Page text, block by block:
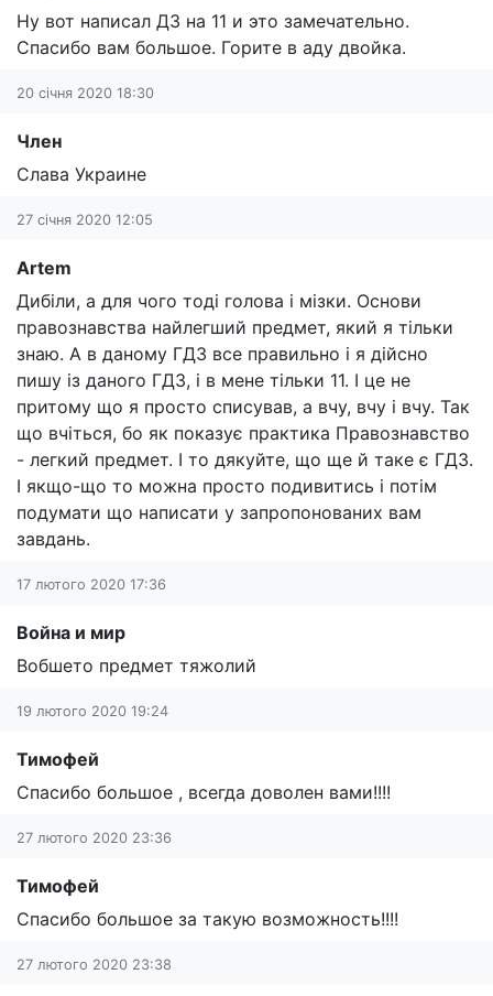
Ну вот написал ДЗ на 11 и это замечательно.
Спасибо вам большое. Горите в аду двойка.
20 січня 2020 18:30
Член
Слава Украине
27 січня 2020 12:05
Artem
Дибіли, а для чого тоді голова і мізки. Основи
правознавства найлегший предмет, який я тільки
знаю. А в даному ГДЗ все правильно і я дійсно
пишу із даного ГДЗ, і в мене тільки 11. І це не
притому що я просто списував, а вчу, вчу і вчу. Так
що вчіться, бо як показує практика Правознавство
- легкий предмет. І то дякуйте, що ще й таке є ГДЗ.
І якщо-що то можна просто подивитись і потім
подумати що написати у запропонованих вам
завдань.
17 лютого 2020 17:36
Война и мир
Вобшето предмет тяжолий
19 лютого 2020 19:24
Тимофей
Спасибо большое , всегда доволен вами!!!!
27 лютого 2020 23:36
Тимофей
Спасибо большое за такую возможность!!!!
27 лютого 2020 23:38